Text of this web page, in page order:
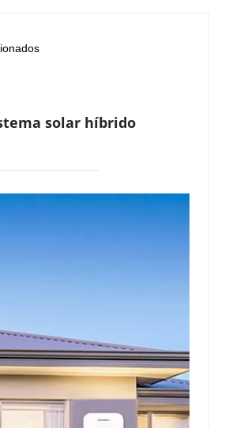
solar híbrido